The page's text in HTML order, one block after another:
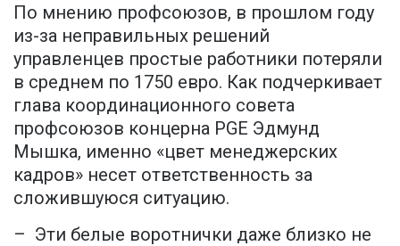
По мнению профсоюзов, в прошлом году
из-за неправильных решений
управленцев простые работники потеряли
в среднем по 1750 евро. Как подчеркивает
глава координационного совета
профсоюзов концерна PGE Эдмунд
Мышка, именно «цвет менеджерских
кадров» несет ответственность за
сложившуюся ситуацию.
– Эти белые воротнички даже близко не